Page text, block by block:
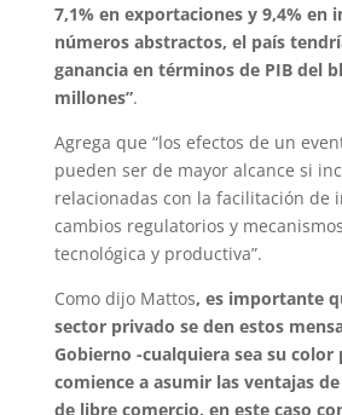
7,1% en exportaciones y 9,4% en
números abstractos, el país
ganancia en términos de PIB del
millones”.
Agrega que “los efectos de un
pueden ser de mayor alcance si
relacionadas con la facilitación de
cambios regulatorios y
tecnológica y productiva”.
Como dijo Mattos, es importante
sector privado se den estos
Gobierno -cualquiera sea su color
comience a asumir las ventajas
de libre comercio, en este caso